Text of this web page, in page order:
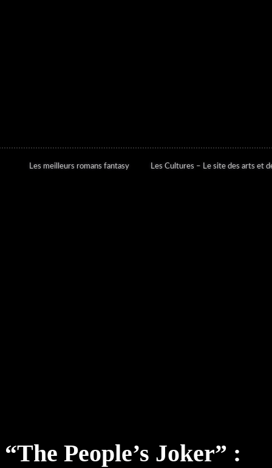
Les meilleurs romans fantasy Les Cultures – Le site des arts et
“The People’s Joker” :